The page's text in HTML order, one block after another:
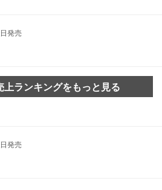
発売
ランキングをもっと見る
発売